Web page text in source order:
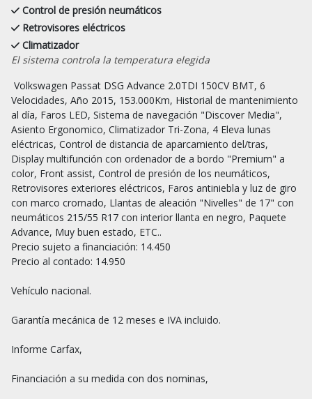
Control de presión neumáticos
Retrovisores eléctricos
Climatizador
El sistema controla la temperatura elegida
Velocidades, Año 2015, 153.000Km, Historial de mantenimiento
al día, Faros LED, Sistema de navegación "Discover Media",
Asiento Ergonomico, Climatizador Tri-Zona, 4 Eleva lunas
eléctricas, Control de distancia de aparcamiento del/tras,
Display multifunción con ordenador de a bordo "Premium" a
color, Front assist, Control de presión de los neumáticos,
Retrovisores exteriores eléctricos, Faros antiniebla y luz de giro
con marco cromado, Llantas de aleación "Nivelles" de 17" con
neumáticos 215/55 R17 con interior llanta en negro, Paquete
Advance, Muy buen estado, ETC..
Precio sujeto a financiación: 14.450
Precio al contado: 14.950
Vehículo nacional.
Garantía mecánica de 12 meses e IVA incluido.
Informe Carfax,
Financiación a su medida con dos nominas,